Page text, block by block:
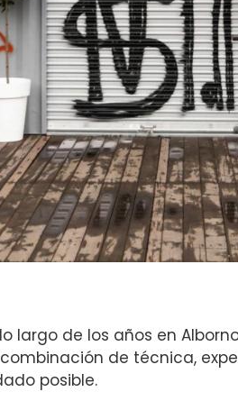
largo de los años en
de técnica,
posible.